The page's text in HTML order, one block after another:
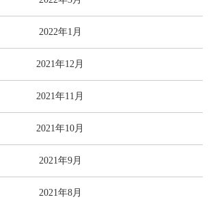
2022年1月
2021年12月
2021年11月
2021年10月
2021年9月
2021年8月